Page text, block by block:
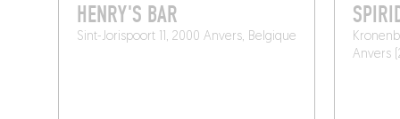
HENRY'S BAR
Sint-Jorispoort 11, 2000 Anvers, Belgique
Anvers